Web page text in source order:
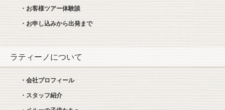
・お客様ツアー体験談
・お申し込みから出発まで
ラティーノについて
・会社プロフィール
・スタッフ紹介